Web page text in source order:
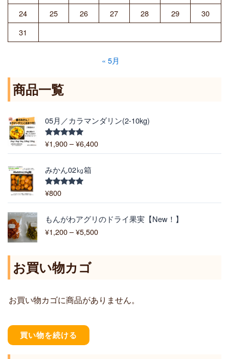
24
25 26 27 28 29
30
31
« 5月
商品一覧
05月／カラマンダリン(2-10kg)
5段階中
5.00
¥1,900 –¥6,400
格
:
0
–
¥
みかん02㎏箱
5段階中
¥800
もんがわアグリのドライ果実【New！】
¥1,200 –¥5,500
格
帯
0
お買い物カゴ
お買い物カゴに商品がありません。
買い物を続ける